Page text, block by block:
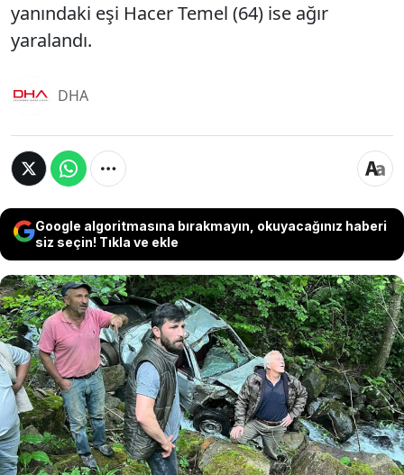
yanındaki eşi Hacer Temel (64) ise ağır
yaralandı.
DHA
Google algoritmasına bırakmayın, okuyacağınız haberi
siz seçin! Tıkla ve ekle
Ordu’nun Ulubey ilçesinde sürücüsünün
bahçede manevra yaparken kontrolünü
kaybettiği kamyonet, yaklaşık 350 metrelik
uçuruma yuvarlandı. Kazada, kamyonetin
sürücüsü Hakkı Temel (64) hayatını kaybetti,
yanındaki eşi Hacer Temel (64) ise ağır
yaralandı.